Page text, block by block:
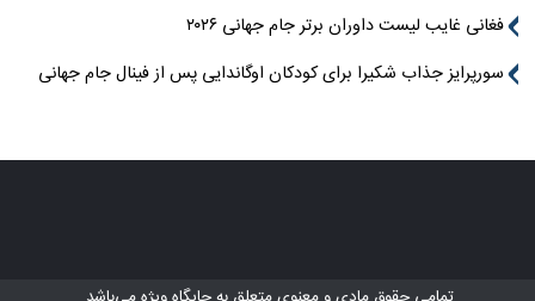
فغانی غایب لیست داوران برتر جام جهانی ۲۰۲۶
سورپرایز جذاب شکیرا برای کودکان اوگاندایی پس از فینال جام جهانی